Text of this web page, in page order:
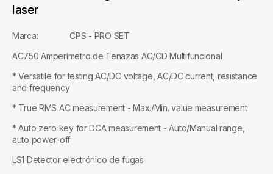
laser
Marca: CPS - PRO SET
AC750 Amperímetro de Tenazas AC/CD Multifuncional
* Versatile for testing AC/DC voltage, AC/DC current, resistance
and frequency
* True RMS AC measurement - Max./Min. value measurement
* Auto zero key for DCA measurement - Auto/Manual range,
auto power-off
LS1 Detector electrónico de fugas